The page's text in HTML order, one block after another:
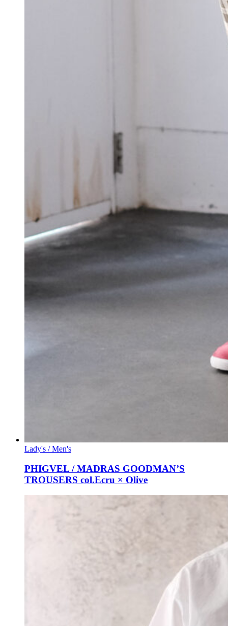
Lady's / Men's
PHIGVEL / MADRAS GOODMAN’S
TROUSERS col.Ecru × Olive